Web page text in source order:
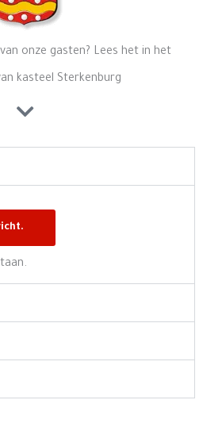
onze gasten? Lees het in het
kasteel Sterkenburg